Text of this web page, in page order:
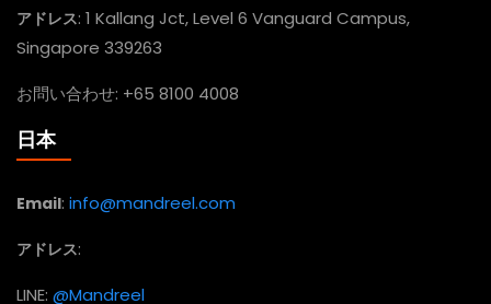
アドレス: 1 Kallang Jct, Level 6 Vanguard Campus,
Singapore 339263
お問い合わせ: +65 8100 4008
日本
Email: info@mandreel.com
アドレス:
LINE: @Mandreel